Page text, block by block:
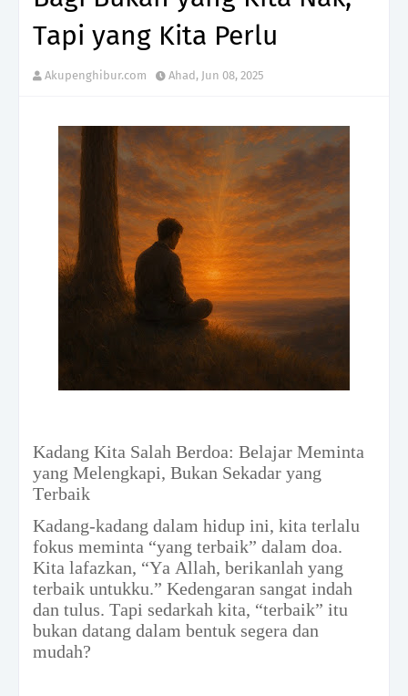
Tapi yang Kita Perlu
Akupenghibur.com Ahad, Jun 08, 2025
Kadang Kita Salah Berdoa: Belajar Meminta
yang Melengkapi, Bukan Sekadar yang
Terbaik
Kadang-kadang dalam hidup ini, kita terlalu
fokus meminta “yang terbaik” dalam doa.
Kita lafazkan, “Ya Allah, berikanlah yang
terbaik untukku.” Kedengaran sangat indah
dan tulus. Tapi sedarkah kita, “terbaik” itu
bukan datang dalam bentuk segera dan
mudah?